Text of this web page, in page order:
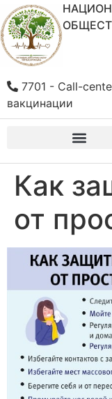
7701 - Call-
вакцинации
Как
от